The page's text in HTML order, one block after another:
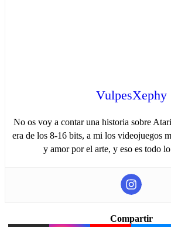
VulpesXephy
No os voy a contar una historia sobre
era de los 8-16 bits, a mi los videojuegos
y amor por el arte, y eso es todo
Compartir